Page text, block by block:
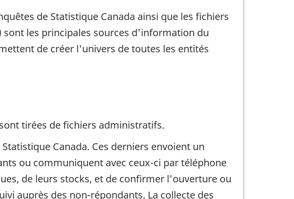
de Statistique Canada ainsi que les fichiers
sont les principales sources d'information du
de créer l'univers de toutes les entités
tirées de fichiers administratifs.
Canada. Ces derniers envoient un
ou communiquent avec ceux-ci par téléphone
de leurs stocks, et de confirmer l'ouverture ou
auprès des non-répondants. La collecte des